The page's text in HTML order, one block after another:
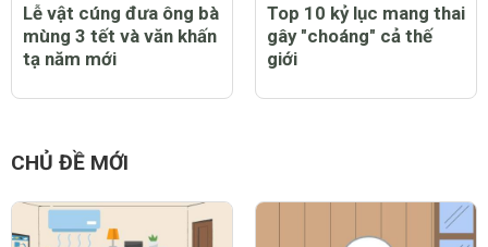
Lễ vật cúng đưa ông bà
mùng 3 tết và văn khấn
tạ năm mới
Top 10 kỷ lục mang thai
gây "choáng" cả thế
giới
CHỦ ĐỀ MỚI